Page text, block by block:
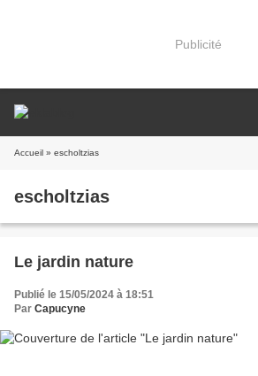
Publicité
Accueil » escholtzias
escholtzias
Le jardin nature
Publié le 15/05/2024 à 18:51
Par Capucyne